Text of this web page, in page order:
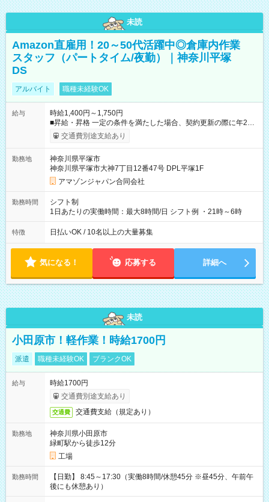
未読
Amazon直雇用！20～50代活躍中◎倉庫内作業
スタッフ（パートタイム/夜勤）｜神奈川平塚
DS
アルバイト 職種未経験OK
給与
時給1,400円～1,750円
■昇給・昇格 一定の条件を満たした場合、契約更新の際に年2回
まで昇給の機会があります。 ■正社員登用制度あり ※月末締/翌
月25日支払い ※時間外手当、別途支給 ※深夜割増賃金 (22:00～
☆Amazon直雇用で安定して働けます！ 【試用期間】試用期間
あり 試用期間の長さ：1週間 雇用形態、給与は本採用時と同じ
です。
交通費別途支給あり
勤務地
神奈川県平塚市
神奈川県平塚市大神7丁目12番47号 DPL平塚1F
アマゾンジャパン合同会社
勤務時間
シフト制
1日あたりの実働時間：最大8時間/日 シフト例 ・21時～6時
特徴 日払いOK / 10名以上の大量募集
気になる！ 応募する 詳細へ
未読
小田原市！軽作業！時給1700円
派遣 職種未経験OK ブランクOK
給与
時給1700円
交通費別途支給あり
交通費 交通費支給（規定あり）
勤務地
神奈川県小田原市
緑町駅から徒歩12分
工場
勤務時間
【日勤】 8:45～17:30（実働8時間/休憩45分 ※昼45分、午前午
後にも休憩あり）